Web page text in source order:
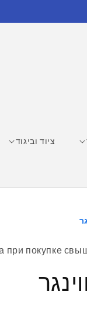
ציוד וביגוד
при покупке